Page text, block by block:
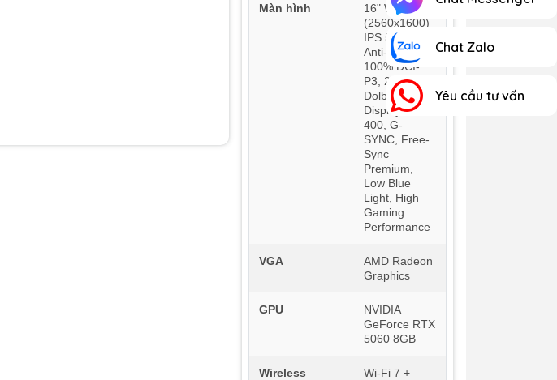
Màn hình
16" WQXGA
(2560x1600)
IPS 500nits
Anti-glare,
100% DCI-
P3, 240Hz,
Dolby Vision,
DisplayHDR
400, G-
SYNC, Free-
Sync
Premium,
Low Blue
Light, High
Gaming
Performance
VGA
AMD Radeon
Graphics
GPU
NVIDIA
GeForce RTX
5060 8GB
Wireless
Wi-Fi 7 +
Chat Zalo
Yêu cầu tư vấn